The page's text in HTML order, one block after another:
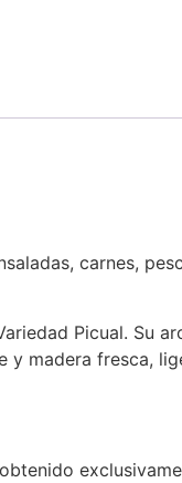
carnes,
Picual. Su
madera fresca,